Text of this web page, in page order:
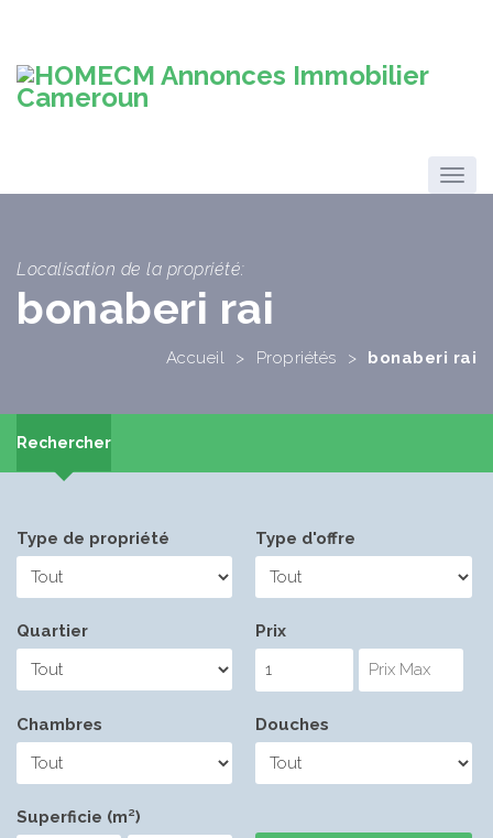
Localisation de la propriété:
bonaberi rai
Accueil > Propriétés > bonaberi rai
Rechercher
Type de propriété Type d'offre
Quartier Prix
Chambres Douches
Superficie (m²)